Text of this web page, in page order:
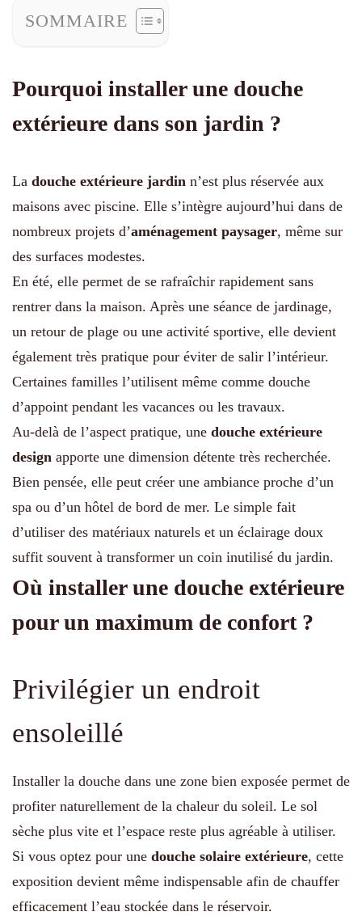
SOMMAIRE
Pourquoi installer une douche
extérieure dans son jardin ?
La douche extérieure jardin n’est plus réservée aux
maisons avec piscine. Elle s’intègre aujourd’hui dans de
nombreux projets d’aménagement paysager, même sur
des surfaces modestes.
En été, elle permet de se rafraîchir rapidement sans
rentrer dans la maison. Après une séance de jardinage,
un retour de plage ou une activité sportive, elle devient
également très pratique pour éviter de salir l’intérieur.
Certaines familles l’utilisent même comme douche
d’appoint pendant les vacances ou les travaux.
Au-delà de l’aspect pratique, une douche extérieure
design apporte une dimension détente très recherchée.
Bien pensée, elle peut créer une ambiance proche d’un
spa ou d’un hôtel de bord de mer. Le simple fait
d’utiliser des matériaux naturels et un éclairage doux
suffit souvent à transformer un coin inutilisé du jardin.
Où installer une douche extérieure
pour un maximum de confort ?
Privilégier un endroit
ensoleillé
Installer la douche dans une zone bien exposée permet de
profiter naturellement de la chaleur du soleil. Le sol
sèche plus vite et l’espace reste plus agréable à utiliser.
Si vous optez pour une douche solaire extérieure, cette
exposition devient même indispensable afin de chauffer
efficacement l’eau stockée dans le réservoir.